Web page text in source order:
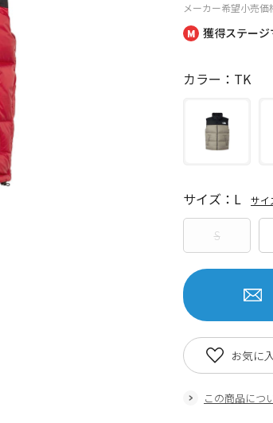
獲得ステー
メーカー希望小売価
カラー：TK
S
サイズ：L サイ
この商品につ
お気に